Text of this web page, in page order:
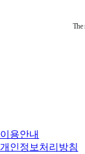
이용안내
개인정보처리방침